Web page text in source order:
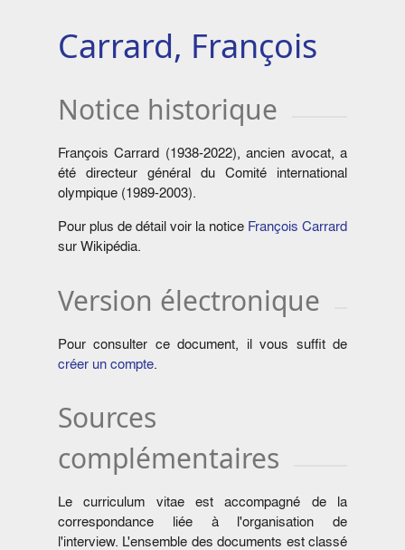
Carrard, François
Notice historique
François Carrard (1938-2022), ancien avocat, a
été directeur général du Comité international
olympique (1989-2003).
Pour plus de détail voir la notice François Carrard
sur Wikipédia.
Version électronique
Pour consulter ce document, il vous suffit de
créer un compte.
Sources
complémentaires
Le curriculum vitae est accompagné de la
correspondance liée à l'organisation de
l'interview. L'ensemble des documents est classé